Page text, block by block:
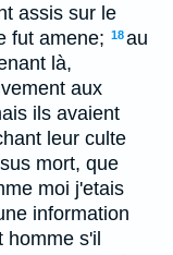
assis sur le
fut amene; 18au
là,
aux
ils avaient
leur culte
mort, que
moi j'etais
information
s'il